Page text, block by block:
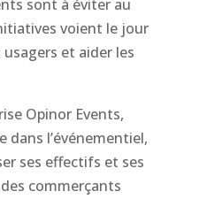
sont à éviter au
voient le jour
et aider les
Opinor Events,
dans l’événementiel,
ses effectifs et ses
commerçants